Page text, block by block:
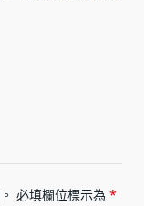
必填欄位標示為 *